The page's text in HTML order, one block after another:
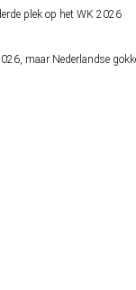
plek op het WK 2026
maar Nederlandse